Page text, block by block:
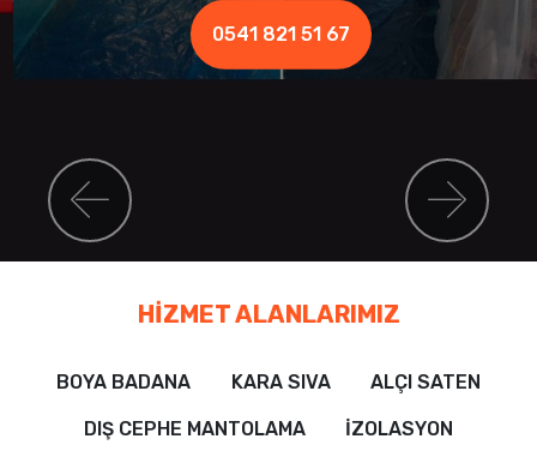
0541 821 51 67
Previous
HİZMET ALANLARIMIZ
BOYA BADANA KARA SIVA ALÇI SATEN
DIŞ CEPHE MANTOLAMA İZOLASYON